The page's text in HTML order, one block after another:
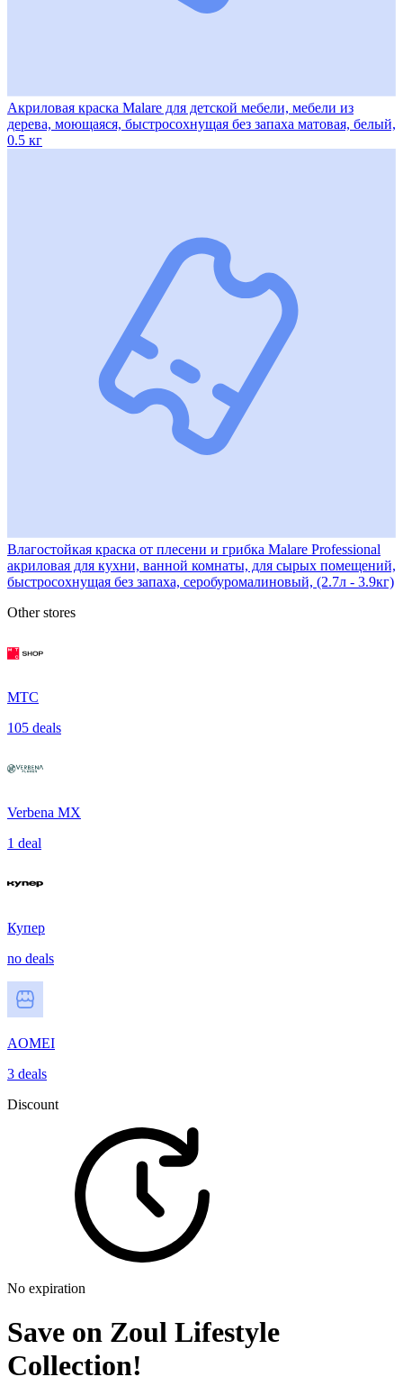
Акриловая краска Malare для детской мебели, мебели из
дерева, моющаяся, быстросохнущая без запаха матовая, белый,
0.5 кг
Влагостойкая краска от плесени и грибка Malare Professional
акриловая для кухни, ванной комнаты, для сырых помещений,
быстросохнущая без запаха, серобуромалиновый, (2.7л - 3.9кг)
Other stores
МТС
105 deals
Verbena MX
1 deal
Купер
no deals
AOMEI
3 deals
Discount
No expiration
Save on Zoul Lifestyle
Collection!